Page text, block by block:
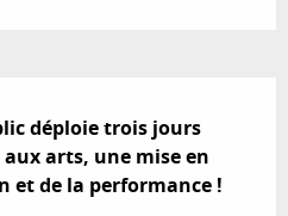
déploie trois jours
aux arts, une mise en
et de la performance !